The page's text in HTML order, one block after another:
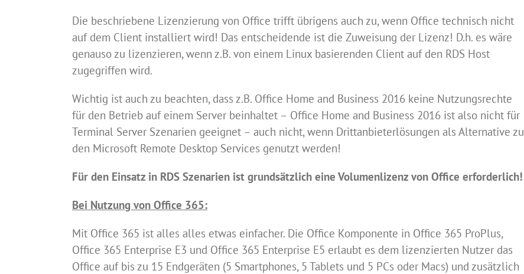
Die beschriebene Lizenzierung von Office trifft übrigens auch zu, wenn Office technisch nicht
auf dem Client installiert wird! Das entscheidende ist die Zuweisung der Lizenz! D.h. es wäre
genauso zu lizenzieren, wenn z.B. von einem Linux basierenden Client auf den RDS Host
zugegriffen wird.
Wichtig ist auch zu beachten, dass z.B. Office Home and Business 2016 keine Nutzungsrechte
für den Betrieb auf einem Server beinhaltet – Office Home and Business 2016 ist also nicht für
Terminal Server Szenarien geeignet – auch nicht, wenn Drittanbieterlösungen als Alternative zu
den Microsoft Remote Desktop Services genutzt werden!
Für den Einsatz in RDS Szenarien ist grundsätzlich eine Volumenlizenz von Office erforderlich!
Bei Nutzung von Office 365:
Mit Office 365 ist alles alles etwas einfacher. Die Office Komponente in Office 365 ProPlus,
Office 365 Enterprise E3 und Office 365 Enterprise E5 erlaubt es dem lizenzierten Nutzer das
Office auf bis zu 15 Endgeräten (5 Smartphones, 5 Tablets und 5 PCs oder Macs) und zusätzlich